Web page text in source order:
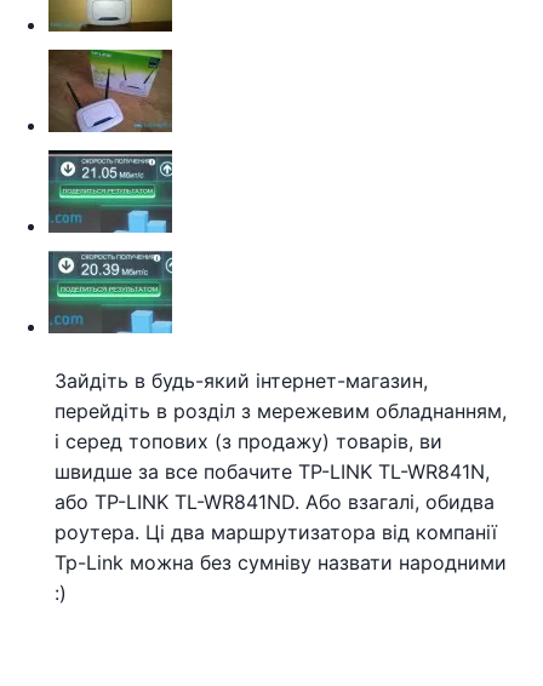
Зайдіть в будь-який інтернет-магазин,
перейдіть в розділ з мережевим обладнанням,
і серед топових (з продажу) товарів, ви
швидше за все побачите TP-LINK TL-WR841N,
або TP-LINK TL-WR841ND. Або взагалі, обидва
роутера. Ці два маршрутизатора від компанії
Tp-Link можна без сумніву назвати народними
:)